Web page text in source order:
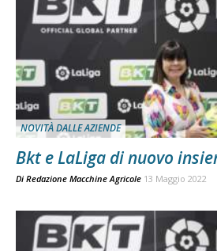
NOVITÀ DALLE AZIENDE
Bkt e LaLiga di nuovo
Di Redazione Macchine Agricole 13 Maggio 2022